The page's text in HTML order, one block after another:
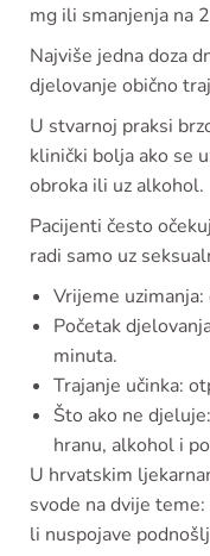
mg ili smanjenja na
Najviše jedna doza
djelovanje obično
U stvarnoj praksi
klinički bolja ako se
obroka ili uz alkohol.
Pacijenti često
radi samo uz
Vrijeme
Početak
minuta.
Trajanje učinka:
Što ako ne
hranu, alkohol i
U hrvatskim
svode na dvije
li nuspojave